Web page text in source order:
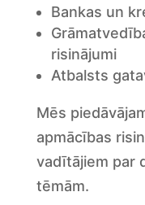
Bankas un
risinājumi
Atbalsts
Mēs
apmācības
vadītājiem par
tēmām.